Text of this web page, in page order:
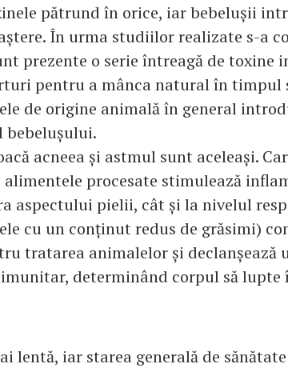
pătrund în orice, iar bebelușii
În urma studiilor realizate s-a
prezente o serie întreagă de toxine
pentru a mânca natural în timpul
de origine animală în general
bebelușului.
acneea și astmul sunt aceleași.
procesate stimulează
aspectului pielii, cât și la nivelul
cu un conținut redus de grăsimi)
tratarea animalelor și declanșează
determinând corpul să
lentă, iar starea generală de